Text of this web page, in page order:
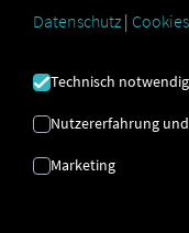
aus nur einer
Plattform
weiter und
Schnittstellen zu
Datenschutz | Cookies
Technisch notwendig
Nutzererfahrung
Marketing